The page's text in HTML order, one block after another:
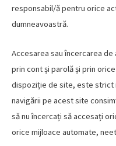
responsabil/ă pentru orice
dumneavoastră.
Accesarea sau încercarea
prin cont și parolă și prin
dispoziție de site, este strict
navigării pe acest site
să nu încercați să accesați
orice mijloace automate,